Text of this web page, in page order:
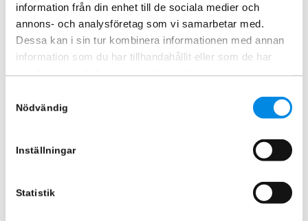
information från din enhet till de sociala medier och
annons- och analysföretag som vi samarbetar med.
Dessa kan i sin tur kombinera informationen med annan
information som du har tillhandahållit eller som de har
Nödvändig
Inställningar
Statistik
ARTNR:840760
Vinklad rotorljusplatta rostfri.